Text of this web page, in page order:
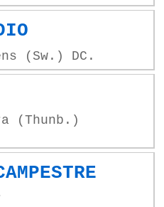
(Sw.) DC.
(Thunb.)